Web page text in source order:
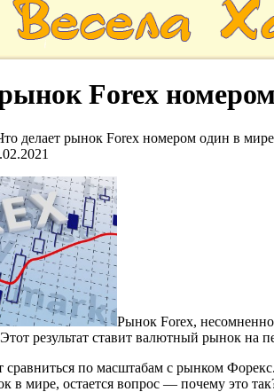
Forex
делает рынок Forex номером один в
Рынок Forex,
результат ставит валютный рынок
по масштабам с рынком
в мире, остается вопрос — почему это